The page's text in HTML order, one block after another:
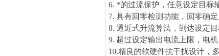
6. *的过流保护，任意设定目标
7. 具有回零检测功能，回零确
8. 逼近式升流算法，到达设定
9. 超过设定输出电流上限，电
10.精良的软硬件抗干扰设计，